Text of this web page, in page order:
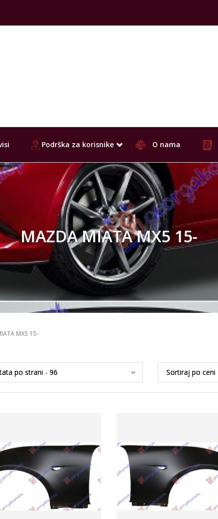
Podrška za korisnike O nama
MAZDA MIATA MX5 15-
MX5 15-